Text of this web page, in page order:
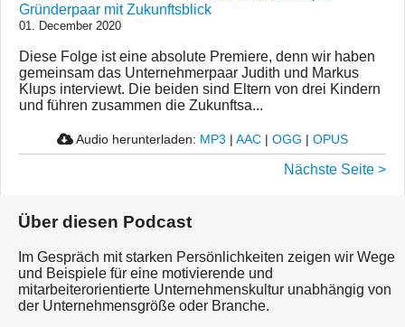
Gründerpaar mit Zukunftsblick
01. December 2020
Diese Folge ist eine absolute Premiere, denn wir haben
gemeinsam das Unternehmerpaar Judith und Markus
Klups interviewt. Die beiden sind Eltern von drei Kindern
und führen zusammen die Zukunftsa...
Audio herunterladen: MP3 | AAC | OGG | OPUS
Nächste Seite >
Über diesen Podcast
Im Gespräch mit starken Persönlichkeiten zeigen wir Wege
und Beispiele für eine motivierende und
mitarbeiterorientierte Unternehmenskultur unabhängig von
der Unternehmensgröße oder Branche.